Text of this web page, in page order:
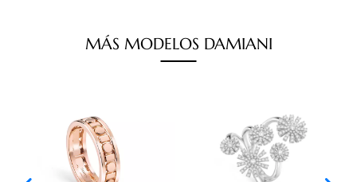
MÁS MODELOS DAMIANI